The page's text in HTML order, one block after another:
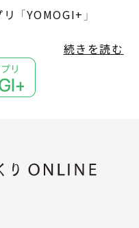
「YOMOGI+」
続きを読む